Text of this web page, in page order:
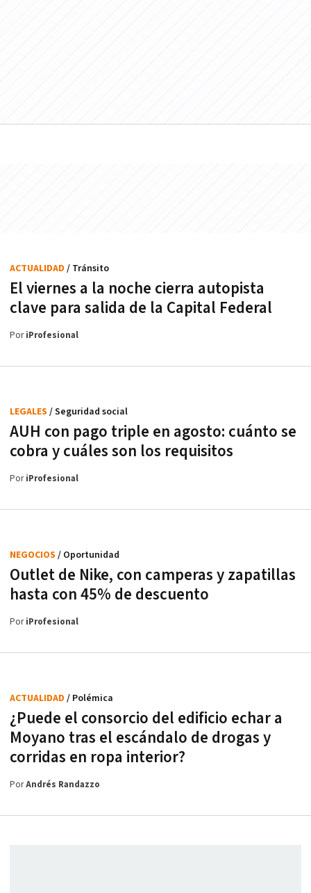
El viernes a la noche cierra autopista
clave para salida de la Capital Federal
ACTUALIDAD / Tránsito
PoriProfesional
AUH con pago triple en agosto: cuánto se
cobra y cuáles son los requisitos
LEGALES / Seguridad social
PoriProfesional
Outlet de Nike, con camperas y zapatillas
hasta con 45% de descuento
NEGOCIOS / Oportunidad
PoriProfesional
¿Puede el consorcio del edificio echar a
Moyano tras el escándalo de drogas y
corridas en ropa interior?
ACTUALIDAD / Polémica
PorAndrés Randazzo